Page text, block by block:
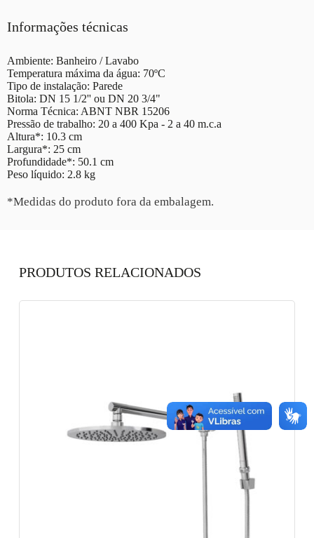
Informações técnicas
Ambiente: Banheiro / Lavabo
Temperatura máxima da água: 70ºC
Tipo de instalação: Parede
Bitola: DN 15 1/2'' ou DN 20 3/4"
Norma Técnica: ABNT NBR 15206
Pressão de trabalho: 20 a 400 Kpa - 2 a 40 m.c.a
Altura*: 10.3 cm
Largura*: 25 cm
Profundidade*: 50.1 cm
Peso líquido: 2.8 kg
*Medidas do produto fora da embalagem.
PRODUTOS RELACIONADOS